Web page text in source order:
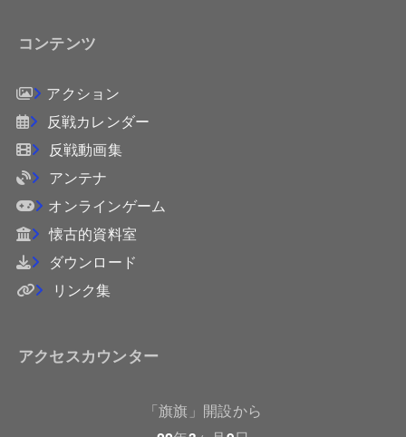
コンテンツ
アクション
反戦カレンダー
反戦動画集
アンテナ
オンラインゲーム
懐古的資料室
ダウンロード
リンク集
アクセスカウンター
「旗旗」開設から